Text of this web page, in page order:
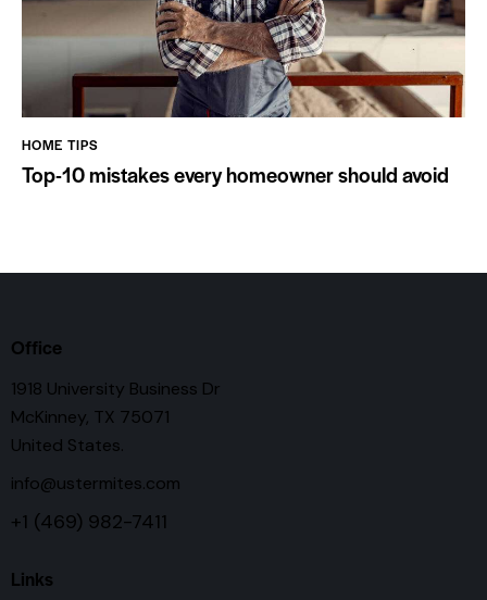
HOME TIPS
Top-10 mistakes every homeowner should avoid
Office
1918 University Business Dr
McKinney, TX 75071
United States.
info@ustermites.com
+1 (469) 982-7411
Links